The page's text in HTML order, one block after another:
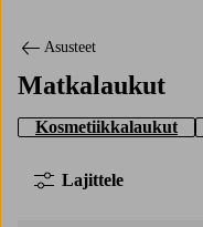
Asusteet
Matkalaukut
Kosmetiikkalaukut
Lajittele